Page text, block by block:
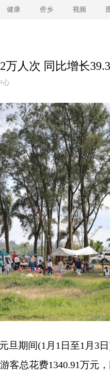
健康 侨乡 视频
人次 同比增长
心
期间(1月1日至1月3日
客总花费1340.91万元